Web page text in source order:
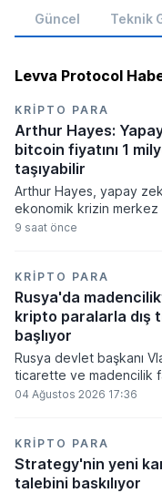
Güncel Teknik
Levva Protocol
KRIPTO PARA
Arthur Hayes:
bitcoin fiyatını 1
taşıyabilir
Arthur Hayes, yapay
ekonomik krizin merkez
basmaya zorlayacağını
kayıplarının
küresel likidite artışına
ve bitcoinin bu süreçte
varlık olacağı vurguladı.
9 saat önce
KRIPTO PARA
Rusya'da
kripto paralarla dış
başlıyor
Rusya devlet başkanı
ticarette ve madencilik
kripto varlıkların
elde edilen dijital
altında dolaşımına ve
alımlarında
04 Ağustos 2026 17:36
KRIPTO PARA
Strategy'nin yeni
talebini baskılıyor